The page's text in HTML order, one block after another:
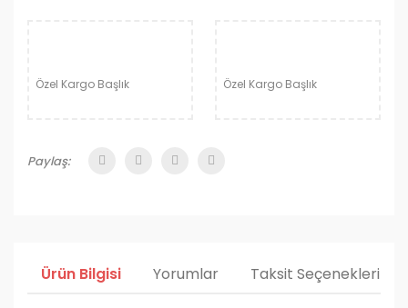
Özel Kargo Başlık Özel Kargo Başlık
Paylaş:
Ürün Bilgisi Yorumlar Taksit Seçenekleri